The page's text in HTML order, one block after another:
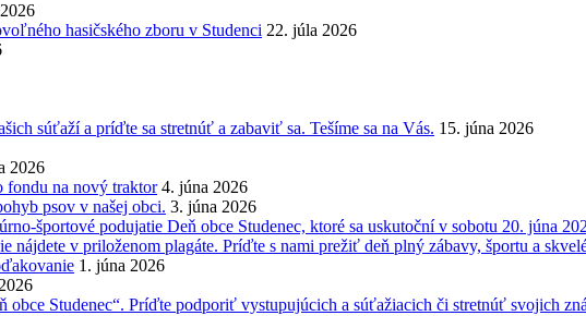
hasičského zboru v Studenci 22. júla 2026
súťaží a príďte sa stretnúť a zabaviť sa. Tešíme sa na Vás. 15. júna 2026
2026
fondu na nový traktor 4. júna 2026
psov v našej obci. 3. júna 2026
športové podujatie Deň obce Studenec, ktoré sa uskutoční v sobotu 20. júna
nájdete v priloženom plagáte. Príďte s nami prežiť deň plný zábavy, športu a
1. júna 2026
obce Studenec“. Príďte podporiť vystupujúcich a súťažiacich či stretnúť svojich